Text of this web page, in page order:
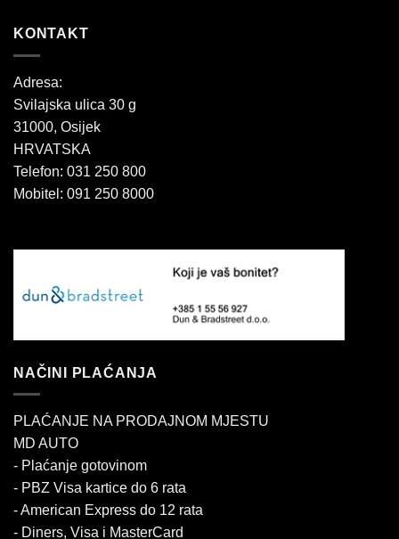
KONTAKT
Adresa:
Svilajska ulica 30 g
31000, Osijek
HRVATSKA
Telefon: 031 250 800
Mobitel: 091 250 8000
NAČINI PLAĆANJA
PLAĆANJE NA PRODAJNOM MJESTU
MD AUTO
- Plaćanje gotovinom
- PBZ Visa kartice do 6 rata
- American Express do 12 rata
- Diners, Visa i MasterCard